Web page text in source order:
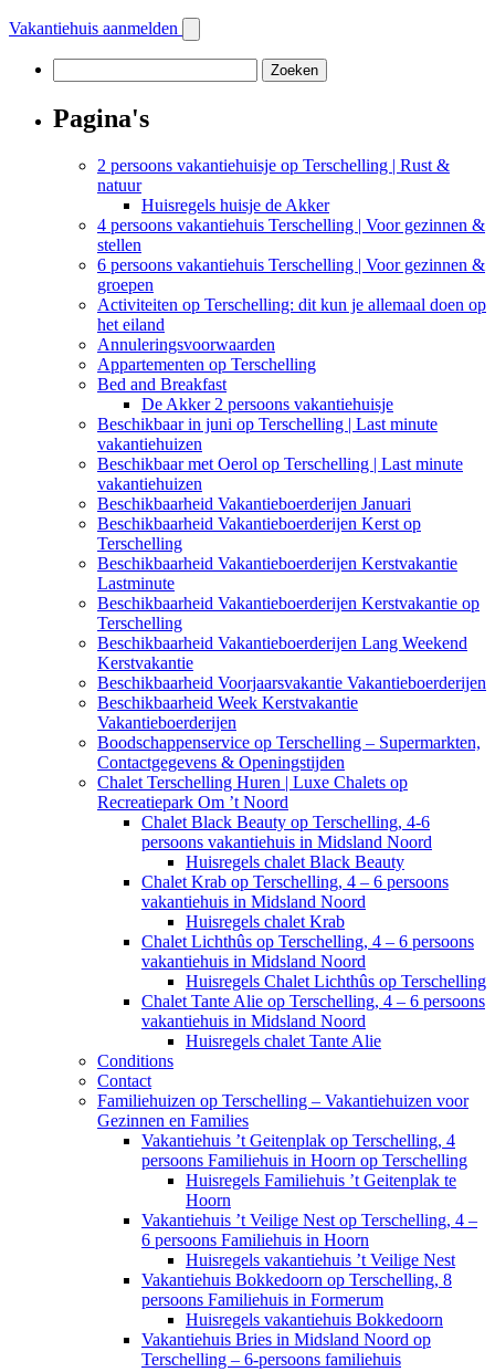
Vakantiehuis aanmelden
naar:
Pagina's
2 persoons vakantiehuisje op Terschelling | Rust &
natuur
Huisregels huisje de Akker
4 persoons vakantiehuis Terschelling | Voor gezinnen &
stellen
6 persoons vakantiehuis Terschelling | Voor gezinnen &
groepen
Activiteiten op Terschelling: dit kun je allemaal doen op
het eiland
Annuleringsvoorwaarden
Appartementen op Terschelling
Bed and Breakfast
De Akker 2 persoons vakantiehuisje
Beschikbaar in juni op Terschelling | Last minute
vakantiehuizen
Beschikbaar met Oerol op Terschelling | Last minute
vakantiehuizen
Beschikbaarheid Vakantieboerderijen Januari
Beschikbaarheid Vakantieboerderijen Kerst op
Terschelling
Beschikbaarheid Vakantieboerderijen Kerstvakantie
Lastminute
Beschikbaarheid Vakantieboerderijen Kerstvakantie op
Terschelling
Beschikbaarheid Vakantieboerderijen Lang Weekend
Kerstvakantie
Beschikbaarheid Voorjaarsvakantie Vakantieboerderijen
Beschikbaarheid Week Kerstvakantie
Vakantieboerderijen
Boodschappenservice op Terschelling – Supermarkten,
Contactgegevens & Openingstijden
Chalet Terschelling Huren | Luxe Chalets op
Recreatiepark Om ’t Noord
Chalet Black Beauty op Terschelling, 4-6
persoons vakantiehuis in Midsland Noord
Huisregels chalet Black Beauty
Chalet Krab op Terschelling, 4 – 6 persoons
vakantiehuis in Midsland Noord
Huisregels chalet Krab
Chalet Lichthûs op Terschelling, 4 – 6 persoons
vakantiehuis in Midsland Noord
Huisregels Chalet Lichthûs op Terschelling
Chalet Tante Alie op Terschelling, 4 – 6 persoons
vakantiehuis in Midsland Noord
Huisregels chalet Tante Alie
Conditions
Contact
Familiehuizen op Terschelling – Vakantiehuizen voor
Gezinnen en Families
Vakantiehuis ’t Geitenplak op Terschelling, 4
persoons Familiehuis in Hoorn op Terschelling
Huisregels Familiehuis ’t Geitenplak te
Hoorn
Vakantiehuis ’t Veilige Nest op Terschelling, 4 –
6 persoons Familiehuis in Hoorn
Huisregels vakantiehuis ’t Veilige Nest
Vakantiehuis Bokkedoorn op Terschelling, 8
persoons Familiehuis in Formerum
Huisregels vakantiehuis Bokkedoorn
Vakantiehuis Bries in Midsland Noord op
Terschelling – 6-persoons familiehuis